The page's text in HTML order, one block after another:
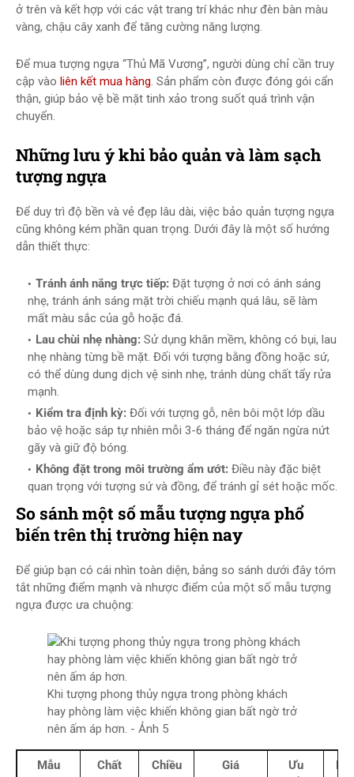
ở trên và kết hợp với các vật trang trí khác như đèn bàn màu
vàng, chậu cây xanh để tăng cường năng lượng.
Để mua tượng ngựa “Thủ Mã Vương”, người dùng chỉ cần truy
cập vào liên kết mua hàng. Sản phẩm còn được đóng gói cẩn
thận, giúp bảo vệ bề mặt tinh xảo trong suốt quá trình vận
chuyển.
Những lưu ý khi bảo quản và làm sạch
tượng ngựa
Để duy trì độ bền và vẻ đẹp lâu dài, việc bảo quản tượng ngựa
cũng không kém phần quan trọng. Dưới đây là một số hướng
dẫn thiết thực:
Tránh ánh nắng trực tiếp: Đặt tượng ở nơi có ánh sáng
nhẹ, tránh ánh sáng mặt trời chiếu mạnh quá lâu, sẽ làm
mất màu sắc của gỗ hoặc đá.
Lau chùi nhẹ nhàng: Sử dụng khăn mềm, không có bụi, lau
nhẹ nhàng từng bề mặt. Đối với tượng bằng đồng hoặc sứ,
có thể dùng dung dịch vệ sinh nhẹ, tránh dùng chất tẩy rửa
mạnh.
Kiểm tra định kỳ: Đối với tượng gỗ, nên bôi một lớp dầu
bảo vệ hoặc sáp tự nhiên mỗi 3-6 tháng để ngăn ngừa nứt
gãy và giữ độ bóng.
Không đặt trong môi trường ẩm ướt: Điều này đặc biệt
quan trọng với tượng sứ và đồng, để tránh gỉ sét hoặc mốc.
So sánh một số mẫu tượng ngựa phổ
biến trên thị trường hiện nay
Để giúp bạn có cái nhìn toàn diện, bảng so sánh dưới đây tóm
tắt những điểm mạnh và nhược điểm của một số mẫu tượng
ngựa được ưa chuộng:
Khi tượng phong thủy ngựa trong phòng khách
hay phòng làm việc khiến không gian bất ngờ trở
nên ấm áp hơn. - Ảnh 5
Mẫu
Chất
Chiều
Giá
Ưu